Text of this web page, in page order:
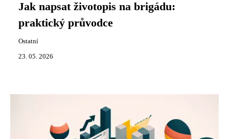
Jak napsat životopis na brigádu:
praktický průvodce
Ostatní
23. 05. 2026